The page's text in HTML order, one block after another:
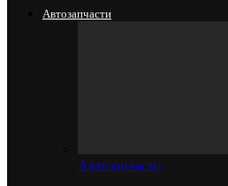
Автозапчасти
Автозапчасти